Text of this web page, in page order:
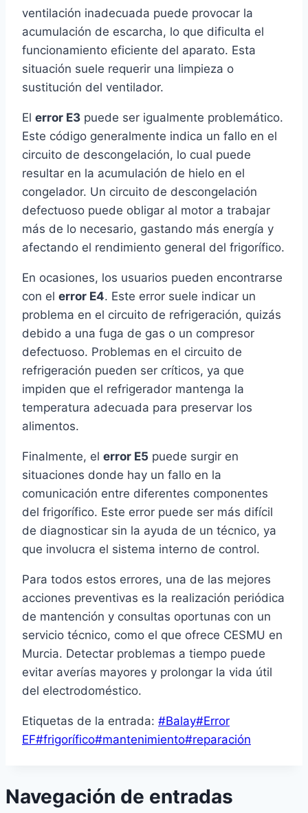
ventilación inadecuada puede provocar la
acumulación de escarcha, lo que dificulta el
funcionamiento eficiente del aparato. Esta
situación suele requerir una limpieza o
sustitución del ventilador.
El error E3 puede ser igualmente problemático.
Este código generalmente indica un fallo en el
circuito de descongelación, lo cual puede
resultar en la acumulación de hielo en el
congelador. Un circuito de descongelación
defectuoso puede obligar al motor a trabajar
más de lo necesario, gastando más energía y
afectando el rendimiento general del frigorífico.
En ocasiones, los usuarios pueden encontrarse
con el error E4. Este error suele indicar un
problema en el circuito de refrigeración, quizás
debido a una fuga de gas o un compresor
defectuoso. Problemas en el circuito de
refrigeración pueden ser críticos, ya que
impiden que el refrigerador mantenga la
temperatura adecuada para preservar los
alimentos.
Finalmente, el error E5 puede surgir en
situaciones donde hay un fallo en la
comunicación entre diferentes componentes
del frigorífico. Este error puede ser más difícil
de diagnosticar sin la ayuda de un técnico, ya
que involucra el sistema interno de control.
Para todos estos errores, una de las mejores
acciones preventivas es la realización periódica
de mantención y consultas oportunas con un
servicio técnico, como el que ofrece CESMU en
Murcia. Detectar problemas a tiempo puede
evitar averías mayores y prolongar la vida útil
del electrodoméstico.
Etiquetas de la entrada: #Balay#Error
EF#frigorífico#mantenimiento#reparación
Navegación de entradas